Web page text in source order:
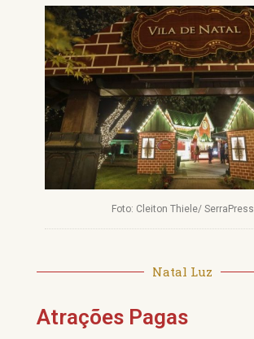
Foto: Cleiton Thiele/ SerraPress
Natal Luz
Atrações Pagas